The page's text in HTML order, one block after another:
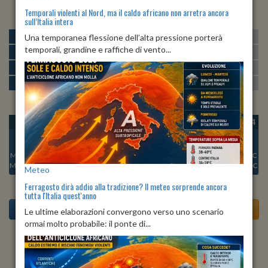
MATTINA min:21º max:30º U:
POMERIGGIO min:31º max:32º
SERA min:25º max:31º U:58% 81%
NOTTE min: 22º max:26º U:81%
OGGI
Min:
23°C
Max:24°C
DOM 09
Min:
Max:25°C
LUN 10
Min:22°C
Max:25°C
MAR 11
Min:
22°C
Max:26°C
MER 12
Max:24°C
GIO 13
Min:20°C
Max:25°C
VEN 14
20°C
Max:25°C
Previsioni del Tempo a Tarsia tra 3 giorni
Temporali violenti al Nord, ma il caldo africano non arretra ancora
sull’Italia intera
Una temporanea flessione dell’alta pressione porterà
temporali, grandine e raffiche di vento...
Meteo
Ferragosto dirà addio alla tradizione? Il meteo sorprende ancora
tutta l'Italia quest'anno
Le ultime elaborazioni convergono verso uno scenario
ormai molto probabile: il ponte di...